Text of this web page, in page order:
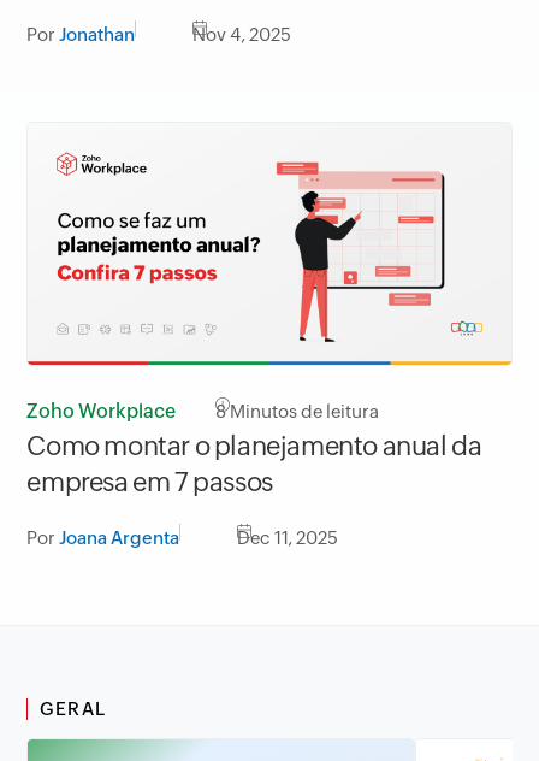
PorJonathan Nov 4, 2025
Zoho Workplace 8Minutos de leitura
Como montar o planejamento anual da
empresa em 7 passos
PorJoana Argenta Dec 11, 2025
GERAL